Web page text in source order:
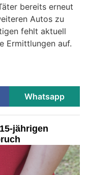
bereits erneut
Autos zu
fehlt aktuell
Ermittlungen auf.
Whatsapp
jährigen